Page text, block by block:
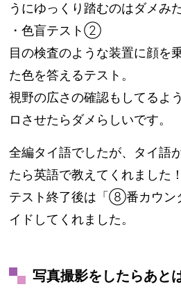
うにゆっくり踏むのはダメみ
・色盲テスト②
目の検査のような装置に顔を
た色を答えるテスト。
視野の広さの確認もしてるよ
ロさせたらダメらしいです。
全編タイ語でしたが、タイ語
たら英語で教えてくれました
テスト終了後は「⑧番カウン
イドしてくれました。
写真撮影をしたらあと